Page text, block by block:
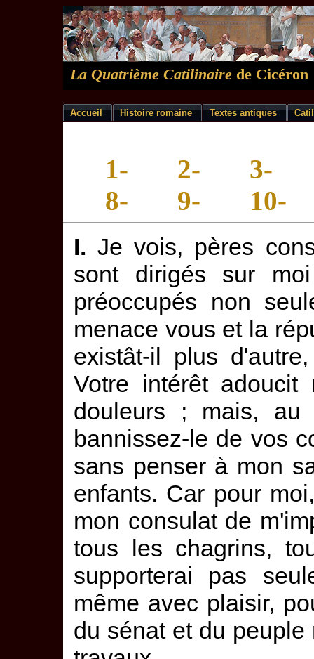
La Quatrième Catilinaire de Cicéron
Accueil Histoire romaine Textes antiques
1- 2-
3-
8-
9- 10-
I. Je vois, pères
sont dirigés sur
préoccupés non
menace vous et la
existât-il plus
Votre intérêt
douleurs ; mais, au
bannissez-le de vos
sans penser à mon
enfants. Car pour
mon consulat de
tous les chagrins,
supporterai pas
même avec plaisir,
du sénat et du